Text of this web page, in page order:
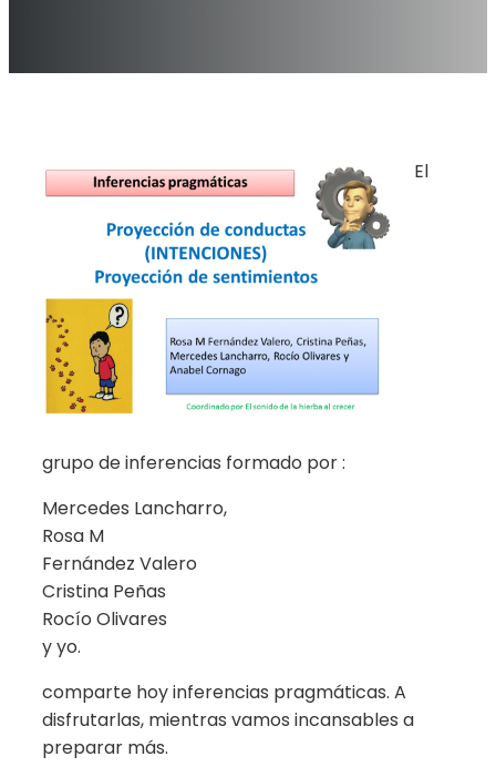
El
grupo de inferencias formado por :
Mercedes Lancharro,
Rosa M
Fernández Valero
Cristina Peñas
Rocío Olivares
y yo.
comparte hoy inferencias pragmáticas. A
disfrutarlas, mientras vamos incansables a
preparar más.